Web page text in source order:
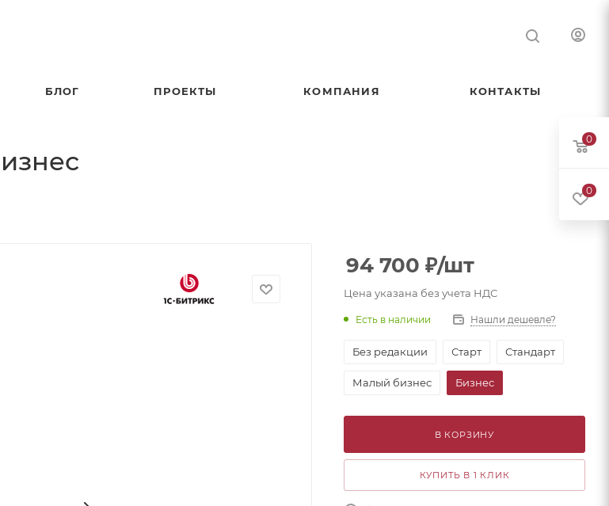
БЛОГ ПРОЕКТЫ КОМПАНИЯ КОНТАКТЫ
94 700 ₽/шт
Цена указана без учета НДС
Есть в наличии Нашли дешевле?
Без редакции Старт Стандарт
Малый бизнес Бизнес
В КОРЗИНУ
КУПИТЬ В 1 КЛИК
0
0